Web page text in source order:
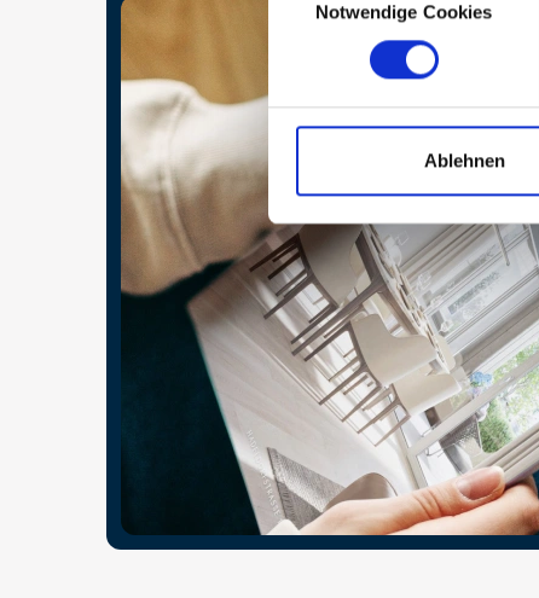
SelectionNotwendige Cookies
Ablehnen